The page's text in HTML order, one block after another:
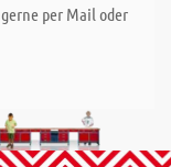
per Mail oder